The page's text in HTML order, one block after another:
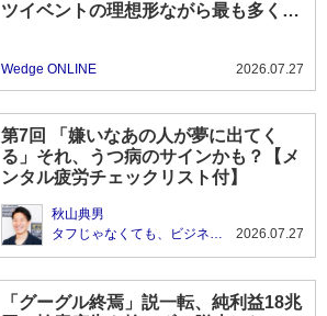
ツイベントの理想形ながら最も多くの
Wedge ONLINE 2026.07.27
第7回 「嫌いなあの人が夢に出てく
る」それ、うつ病のサインかも？【メ
ンタル疲労チェックリスト付】
秋山典男
タフじゃなくても、ビジネスマン
2026.07.27
「グーグル終焉」説一転、純利益18兆